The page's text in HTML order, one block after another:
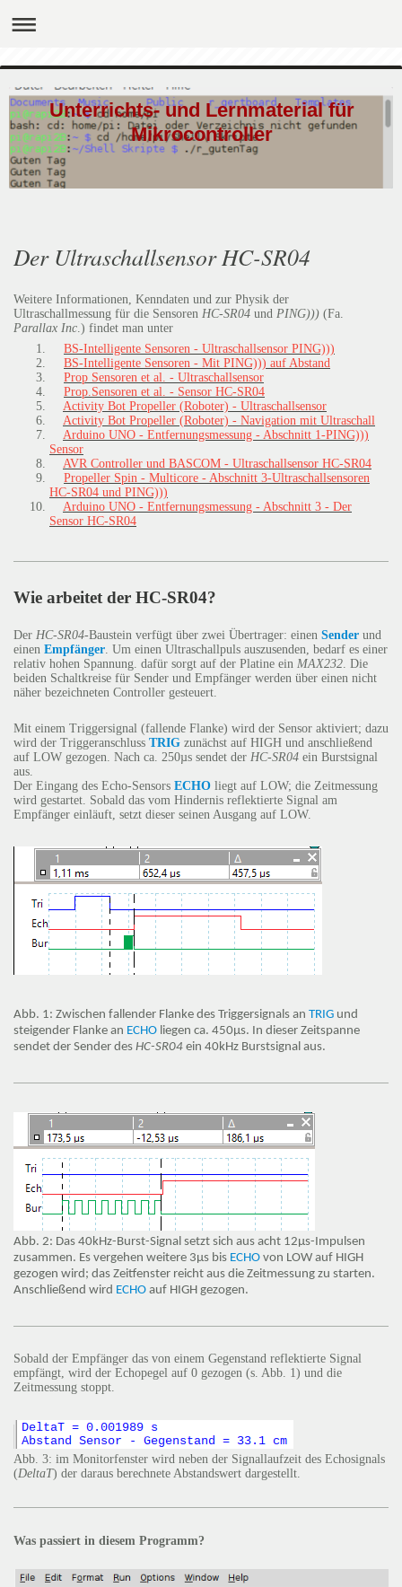
Unterrichts- und Lernmaterial für
Mikrocontroller
Der Ultraschallsensor HC-SR04
Weitere Informationen, Kenndaten und zur Physik der
Ultraschallmessung für die Sensoren HC-SR04 und PING))) (Fa.
Parallax Inc.) findet man unter
BS-Intelligente Sensoren - Ultraschallsensor PING)))
BS-Intelligente Sensoren - Mit PING))) auf Abstand
Prop Sensoren et al. - Ultraschallsensor
Prop.Sensoren et al. - Sensor HC-SR04
Activity Bot Propeller (Roboter) - Ultraschallsensor
Activity Bot Propeller (Roboter) - Navigation mit Ultraschall
Arduino UNO - Entfernungsmessung - Abschnitt 1-PING)))
Sensor
AVR Controller und BASCOM - Ultraschallsensor HC-SR04
Propeller Spin - Multicore - Abschnitt 3-Ultraschallsensoren
HC-SR04 und PING)))
Arduino UNO - Entfernungsmessung - Abschnitt 3 - Der
Sensor HC-SR04
Wie arbeitet der HC-SR04?
Der HC-SR04-Baustein verfügt über zwei Übertrager: einen Sender und
einen Empfänger. Um einen Ultraschallpuls auszusenden, bedarf es einer
relativ hohen Spannung. dafür sorgt auf der Platine ein MAX232. Die
beiden Schaltkreise für Sender und Empfänger werden über einen nicht
näher bezeichneten Controller gesteuert.
Mit einem Triggersignal (fallende Flanke) wird der Sensor aktiviert; dazu
wird der Triggeranschluss TRIG zunächst auf HIGH und anschließend
auf LOW gezogen. Nach ca. 250µs sendet der HC-SR04 ein Burstsignal
aus.
Der Eingang des Echo-Sensors ECHO liegt auf LOW; die Zeitmessung
wird gestartet. Sobald das vom Hindernis reflektierte Signal am
Empfänger einläuft, setzt dieser seinen Ausgang auf LOW.
Abb. 1: Zwischen fallender Flanke des Triggersignals an TRIG und
steigender Flanke an ECHO liegen ca. 450µs. In dieser Zeitspanne
sendet der Sender des HC-SR04 ein 40kHz Burstsignal aus.
Abb. 2: Das 40kHz-Burst-Signal setzt sich aus acht 12µs-Impulsen
zusammen. Es vergehen weitere 3µs bis ECHO von LOW auf HIGH
gezogen wird; das Zeitfenster reicht aus die Zeitmessung zu starten.
Anschließend wird ECHO auf HIGH gezogen.
Sobald der Empfänger das von einem Gegenstand reflektierte Signal
empfängt, wird der Echopegel auf 0 gezogen (s. Abb. 1) und die
Zeitmessung stoppt.
Abb. 3: im Monitorfenster wird neben der Signallaufzeit des Echosignals
(DeltaT) der daraus berechnete Abstandswert dargestellt.
Was passiert in diesem Programm?